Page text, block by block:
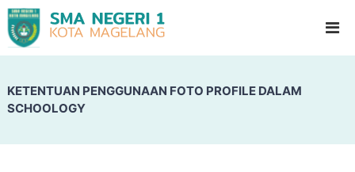
A
e
d
o
i
KETENTUAN PENGGUNAAN FOTO PROFILE DALAM
SCHOOLOGY